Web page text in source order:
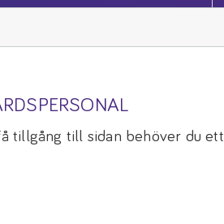
tillgång till sidan behöver du ett